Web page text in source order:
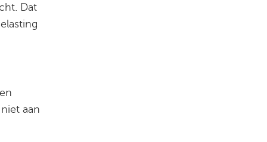
Dat
aan